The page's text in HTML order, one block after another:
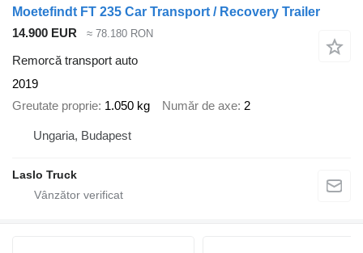
Moetefindt FT 235 Car Transport / Recovery Trailer
14.900 EUR
≈ 78.180 RON
Remorcă transport auto
2019
Greutate proprie 1.050 kg Număr de axe 2
Ungaria, Budapest
Laslo Truck